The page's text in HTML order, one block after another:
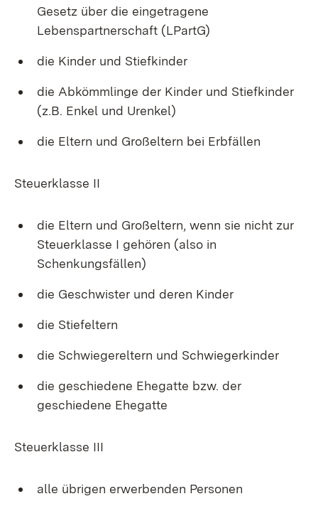
Gesetz über die eingetragene
Lebenspartnerschaft (LPartG)
die Kinder und Stiefkinder
die Abkömmlinge der Kinder und Stiefkinder
(z.B. Enkel und Urenkel)
die Eltern und Großeltern bei Erbfällen
Steuerklasse II
die Eltern und Großeltern, wenn sie nicht zur
Steuerklasse I gehören (also in
Schenkungsfällen)
die Geschwister und deren Kinder
die Stiefeltern
die Schwiegereltern und Schwiegerkinder
die geschiedene Ehegatte bzw. der
geschiedene Ehegatte
Steuerklasse III
alle übrigen erwerbenden Personen